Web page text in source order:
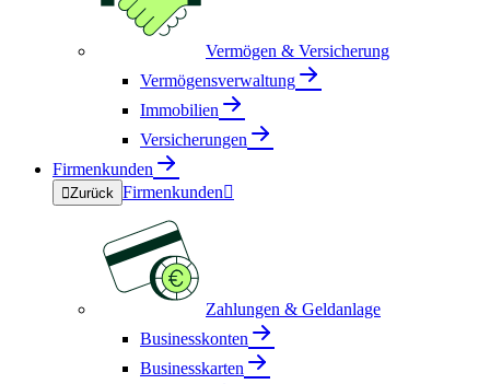
Vermögen & Versicherung
Vermögensverwaltung
Immobilien
Versicherungen
Firmenkunden
Zurück Firmenkunden
Zahlungen & Geldanlage
Businesskonten
Businesskarten